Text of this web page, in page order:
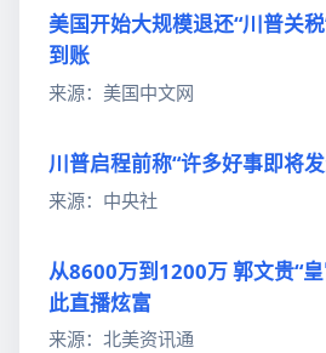
美国开始大规模退还“川普关
到账
来源：美国中文网
川普启程前称“许多好事即将
来源：中央社
从8600万到1200万 郭文贵“
此直播炫富
来源：北美资讯通